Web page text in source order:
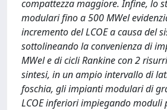
compattezza maggiore. Infine, lo
modulari fino a 500 MWel
incremento del LCOE a causa del
sottolineando la convenienza di
MWel e di cicli Rankine con 2
sintesi, in un ampio intervallo di
foschia, gli impianti modulari di
LCOE inferiori impiegando